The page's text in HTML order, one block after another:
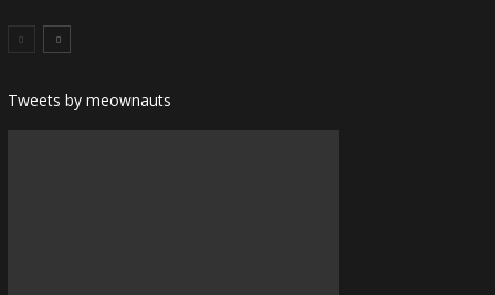
Tweets by meownauts